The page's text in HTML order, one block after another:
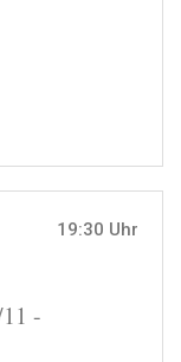
19:30 Uhr
-